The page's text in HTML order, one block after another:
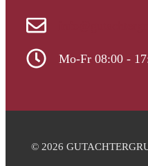
Mo-Fr 08:00 -
© 2026